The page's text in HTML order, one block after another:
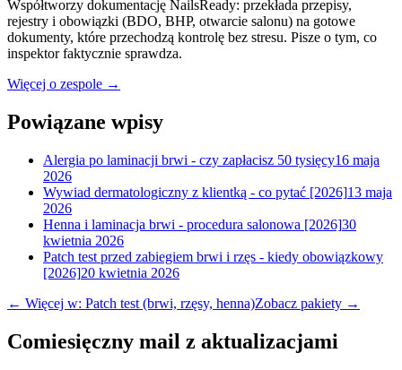
Współtworzy dokumentację NailsReady: przekłada przepisy,
rejestry i obowiązki (BDO, BHP, otwarcie salonu) na gotowe
dokumenty, które przechodzą kontrolę bez stresu. Pisze o tym, co
inspektor faktycznie sprawdza.
Więcej o zespole →
Powiązane wpisy
Alergia po laminacji brwi - czy zapłacisz 50 tysięcy16 maja
2026
Wywiad dermatologiczny z klientką - co pytać [2026]13 maja
2026
Henna i laminacja brwi - procedura salonowa [2026]30
kwietnia 2026
Patch test przed zabiegiem brwi i rzęs - kiedy obowiązkowy
[2026]20 kwietnia 2026
← Więcej w: Patch test (brwi, rzęsy, henna)Zobacz pakiety →
Comiesięczny mail z aktualizacjami